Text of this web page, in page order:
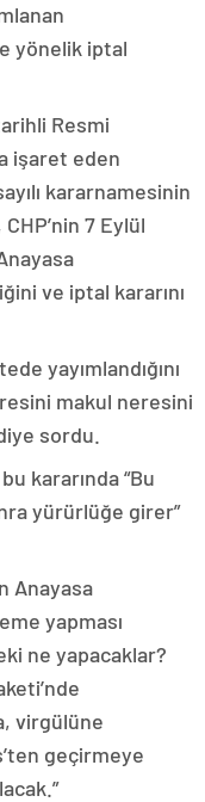
yönelik iptal
Resmi
işaret eden
kararnamesinin
CHP’nin 7 Eylül
ve iptal kararını
yayımlandığını
makul neresini
sordu.
kararında “Bu
yürürlüğe girer”
Anayasa
yapması
ne yapacaklar?
virgülüne
geçirmeye